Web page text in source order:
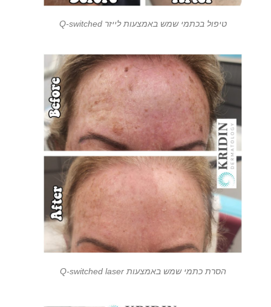
טיפול בכתמי שמש באמצעות לייזר Q-switched
הסרת כתמי שמש באמצעות Q-switched laser